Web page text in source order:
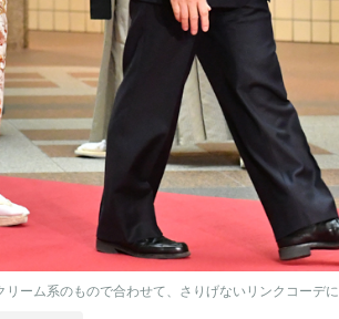
ーム系のもので合わせて、さりげないリンクコーデに